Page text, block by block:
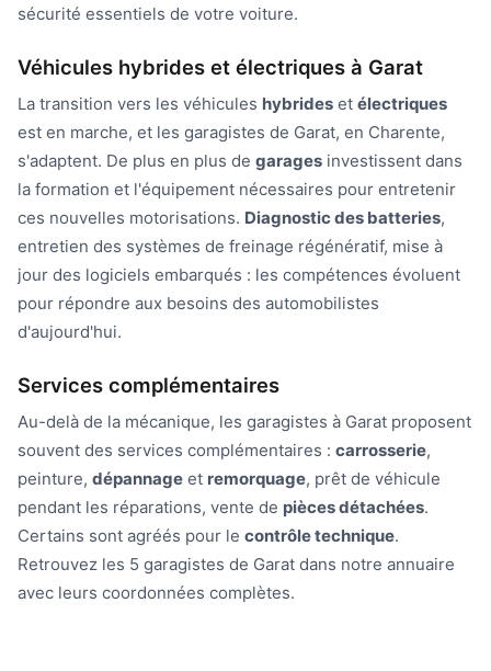
sécurité essentiels de votre voiture.
Véhicules hybrides et électriques à Garat
La transition vers les véhicules hybrides et électriques
est en marche, et les garagistes de Garat, en Charente,
s'adaptent. De plus en plus de garages investissent dans
la formation et l'équipement nécessaires pour entretenir
ces nouvelles motorisations. Diagnostic des batteries,
entretien des systèmes de freinage régénératif, mise à
jour des logiciels embarqués : les compétences évoluent
pour répondre aux besoins des automobilistes
d'aujourd'hui.
Services complémentaires
Au-delà de la mécanique, les garagistes à Garat proposent
souvent des services complémentaires : carrosserie,
peinture, dépannage et remorquage, prêt de véhicule
pendant les réparations, vente de pièces détachées.
Certains sont agréés pour le contrôle technique.
Retrouvez les 5 garagistes de Garat dans notre annuaire
avec leurs coordonnées complètes.